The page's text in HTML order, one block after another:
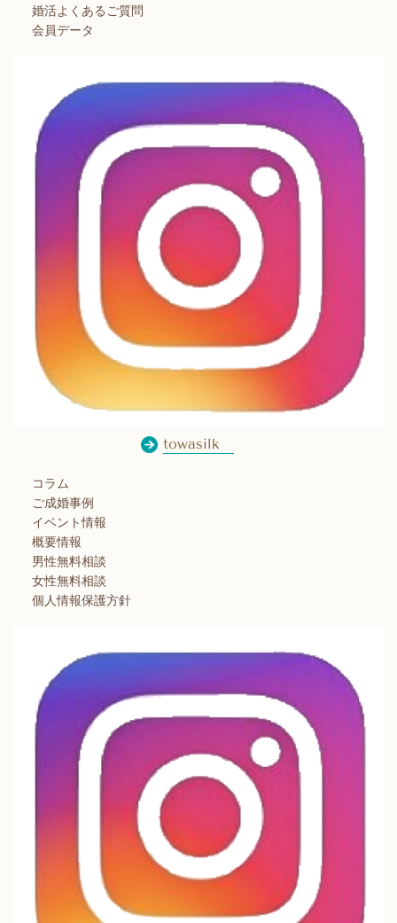
婚活よくあるご質問
会員データ
towasilk
コラム
ご成婚事例
イベント情報
概要情報
男性無料相談
女性無料相談
個人情報保護方針